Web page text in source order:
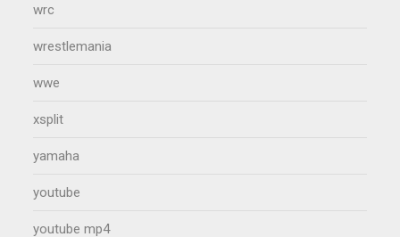
wrc
wrestlemania
wwe
xsplit
yamaha
youtube
youtube mp4